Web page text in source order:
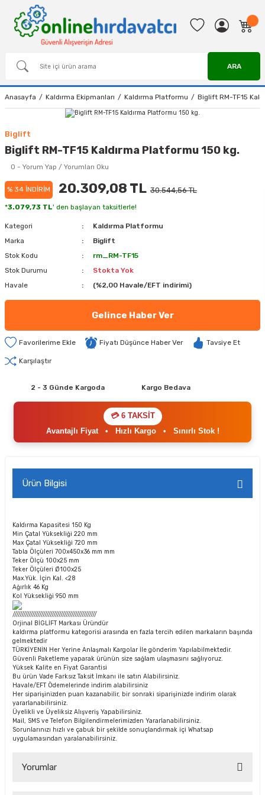
ARA
Anasayfa Kaldırma Ekipmanları Kaldırma Platformu Biglift RM-TF15
Biglift
Biglift RM-TF15 Kaldırma Platformu 150 kg.
0 - Yorum Yap / Yorumları Oku
% 34 İNDİRİM 20.309,08 TL 30.544,56 TL
*3.079,73 TL' den başlayan taksitlerle!
Kategori
Kaldırma Platformu
Marka
Biglift
Stok Kodu
rm_RM-TF15
Stok Durumu
Stokta Yok
Havale
(%2,00 Havale/EFT indirimi)
Gelince Haber Ver
Fiyatı Düşünce Haber Ver Tavsiye Et
Karşılaştır
2 - 3 Günde Kargoda Kargo Bedava
💳 6 TAKSİT
Avantajlı Fiyat• Hızlı Kargo• Sınırlı Stok !
Ürün Bilgisi
Kaldırma Kapasitesi 150 Kg
Min Çatal Yüksekliği 220 mm
Max Çatal Yüksekliği 720 mm
Tabla Ölçüleri 700x450x36 mm mm
Teker Ölçü 100x25 mm
Teker Ölçüleri Ø100x25
Max.Yük. İçin Kal. <28
Ağırlık 46 Kg
Kol Yüksekliği 950 mm
///////////////////////////////////////////////
Orjinal BİGLİFT Markası Üründür
kaldırma platformu kategorisi arasında en fazla tercih edilen markaların başında
gelmektedir
TÜRKİYENİN Her Yerine Anlaşmalı Kargolar İle gönderim Yapılabilmektedir.
Güvenli Paketleme yaparak ürünün size sağlam ulaşmasını sağlıyoruz.
Yüksek Kalite en Fiyat Garantisi
Bu ürün Vade Farksız Taksit İmkanı ile satın Alabilirsiniz.
Havale/EFT Ödemelerinde indirim alabilirsiniz
Her siparişinizden puan kazanabilir, bir sonraki siparişinizde indirim olarak
yararlanabilirsiniz.
Üyelikli ve Üyeliksiz Alışveriş Yapabilirsiniz.
Mail, SMS ve Telefon Bilgilendirmelerimizden Yararlanabilirsiniz.
Sorunlarınızı hızlı ve çabuk bir şekilde sonuçlandırmak içi Whatsap
uygulamasından yaralanabilirsiniz.
Yorumlar